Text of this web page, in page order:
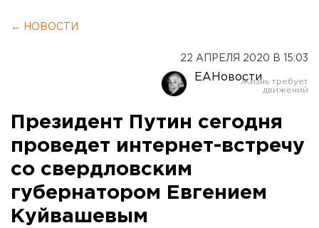
← НОВОСТИ
22 АПРЕЛЯ 2020 В 15:03
ЕАНовости
Президент Путин сегодня
проведет интернет-встречу
со свердловским
губернатором Евгением
Куйвашевым